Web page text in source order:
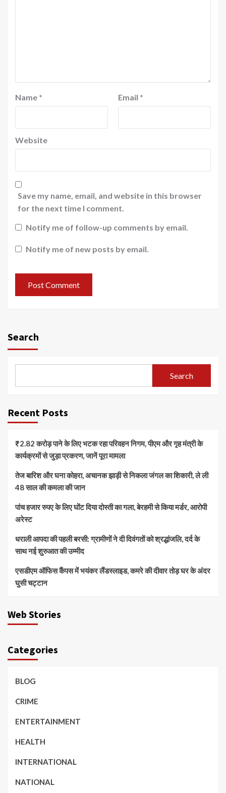
Name * Email *
Website
Save my name, email, and website in this browser
for the next time I comment.
Notify me of follow-up comments by email.
Notify me of new posts by email.
Search
Search
Recent Posts
₹2.82 करोड़ पाने के लिए भटक रहा परिवहन निगम, पीएम और गृह मंत्री के
कार्यक्रमों से जुड़ा प्रकरण, जानें पूरा मामला
तेज बारिश और घना कोहरा, अचानक झाड़ी से निकला जंगल का शिकारी, ले ली
48 साल की कमला की जान
पांच हजार रुपए के लिए घोंट दिया दोस्ती का गला, बेरहमी से किया मर्डर, आरोपी
अरेस्ट
धराली आपदा की पहली बरसी: ग्रामीणों ने दी दिवंगतों को श्रद्धांजलि, दर्द के
साथ नई शुरुआत की उम्मीद
एसडीएम ऑफिस कैंपस में भयंकर लैंडस्लाइड, कमरे की दीवार तोड़ घर के अंदर
घुसी चट्टान
Web Stories
Categories
BLOG
CRIME
ENTERTAINMENT
HEALTH
INTERNATIONAL
NATIONAL